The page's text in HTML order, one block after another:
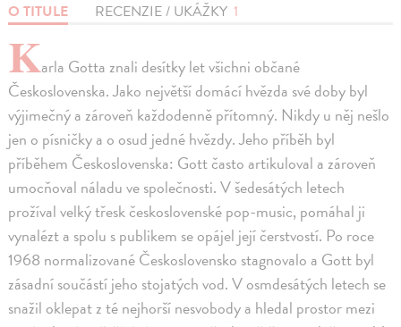
O TITULE RECENZIE / UKÁŽKY 1
Karla Gotta znali desítky let všichni občané
Československa. Jako největší domácí hvězda své doby byl
výjimečný a zároveň každodenně přítomný. Nikdy u něj nešlo
jen o písničky a o osud jedné hvězdy. Jeho příběh byl
příběhem Československa: Gott často artikuloval a zároveň
umocňoval náladu ve společnosti. V šedesátých letech
prožíval velký třesk československé pop-music, pomáhal ji
vynalézt a spolu s publikem se opájel její čerstvostí. Po roce
1968 normalizované Československo stagnovalo a Gott byl
zásadní součástí jeho stojatých vod. V osmdesátých letech se
snažil oklepat z té nejhorší nesvobody a hledal prostor mezi